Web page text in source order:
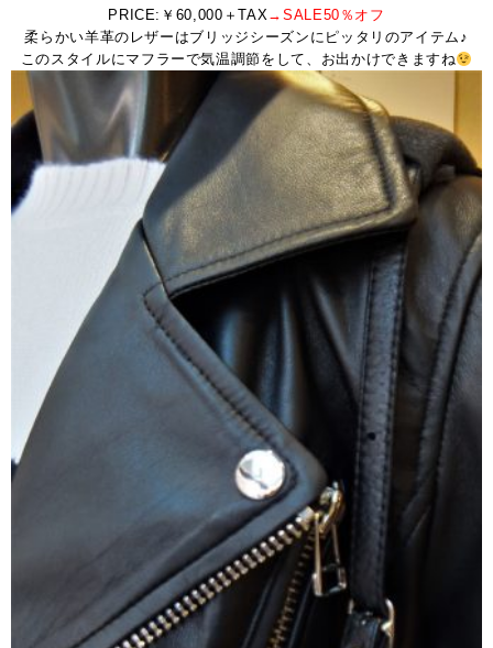
PRICE:￥60,000＋TAX→SALE50％オフ
柔らかい羊革のレザーはブリッジシーズンにピッタリのアイテム♪
このスタイルにマフラーで気温調節をして、お出かけできますね